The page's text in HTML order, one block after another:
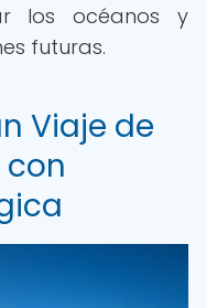
los océanos y
futuras.
Viaje de